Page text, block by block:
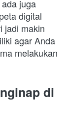
juga
digital
jadi makin
agar Anda
melakukan
di